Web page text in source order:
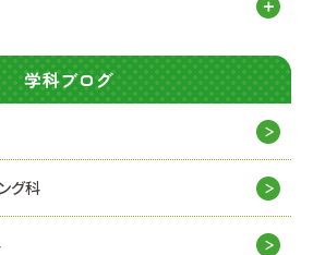
学科ブログ
グ科